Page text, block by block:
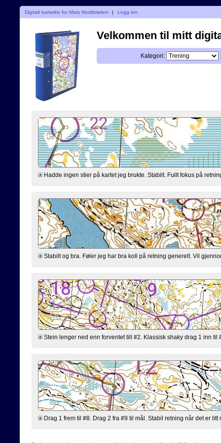
Digitalt kartarkiv for Mats Nordbrøden | Logg inn
Velkommen til mitt
Kategori:
Hadde ingen stier på kartet jeg brukte. Stabilt. Fullt fokus på
Stabilt og bra. Føler jeg har bra koll på retning generelt. Vil
Stein lenger ned enn forventet till #2. Klassisk shaky drag 1 inn
Drag 1 frem til #8. Drag 2 fra #9 til mål. Stabil retning når det er